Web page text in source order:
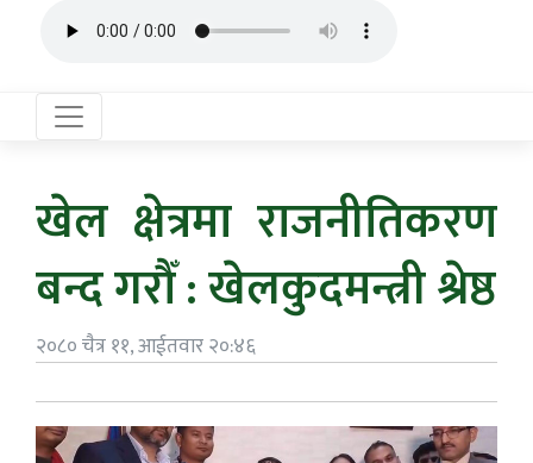
खेल क्षेत्रमा राजनीतिकरण
बन्द गरौँ : खेलकुदमन्त्री श्रेष्ठ
२०८० चैत्र ११, आईतवार २०:४६